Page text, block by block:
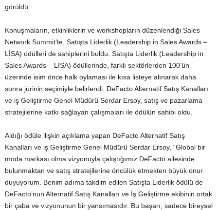
görüldü.
Konuşmaların, etkinliklerin ve workshopların düzenlendiği Sales
Network Summit’te, Satışta Liderlik (Leadership in Sales Awards –
LİSA) ödülleri de sahiplerini buldu. Satışta Liderlik (Leadership in
Sales Awards – LİSA) ödüllerinde, farklı sektörlerden 100’ün
üzerinde isim önce halk oylaması ile kısa listeye alınarak daha
sonra jürinin seçimiyle belirlendi. DeFacto Alternatif Satış Kanalları
ve iş Geliştirme Genel Müdürü Serdar Ersoy, satış ve pazarlama
stratejilerine katkı sağlayan çalışmaları ile ödülün sahibi oldu.
Aldığı ödüle ilişkin açıklama yapan DeFacto Alternatif Satış
Kanalları ve iş Geliştirme Genel Müdürü Serdar Ersoy, “Global bir
moda markası olma vizyonuyla çalıştığımız DeFacto ailesinde
bulunmaktan ve satış stratejilerine öncülük etmekten büyük onur
duyuyorum. Benim adıma takdim edilen Satışta Liderlik ödülü de
DeFacto’nun Alternatif Satış Kanalları ve İş Geliştirme ekibinin ortak
bir çaba ve vizyonunun bir yansımasıdır. Bu başarı, sadece bireysel